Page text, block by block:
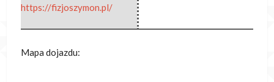
https://fizjoszymon.pl/
Mapa dojazdu: